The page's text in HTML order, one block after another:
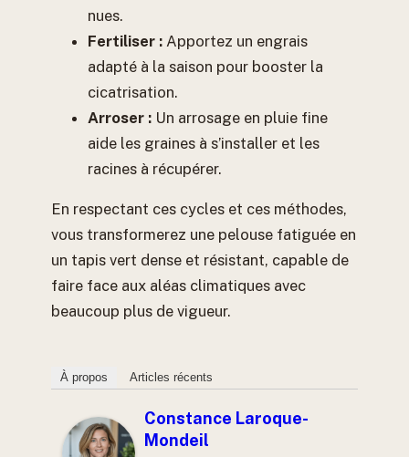
nues.
Fertiliser : Apportez un engrais
adapté à la saison pour booster la
cicatrisation.
Arroser : Un arrosage en pluie fine
aide les graines à s’installer et les
racines à récupérer.
En respectant ces cycles et ces méthodes,
vous transformerez une pelouse fatiguée en
un tapis vert dense et résistant, capable de
faire face aux aléas climatiques avec
beaucoup plus de vigueur.
À propos Articles récents
Constance Laroque-
Mondeil